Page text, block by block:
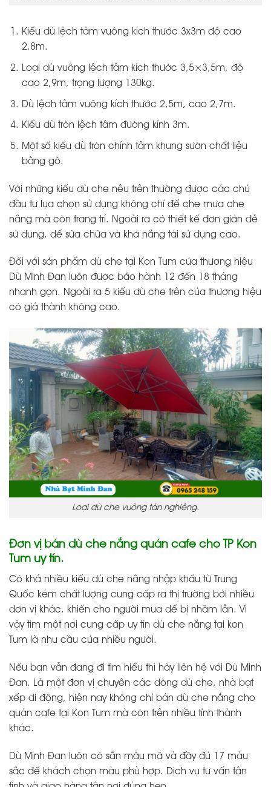
Kiểu dù lệch tâm vuông kích thước 3x3m độ cao
2,8m.
Loại dù vuông lệch tâm kích thước 3,5×3,5m, độ
cao 2,9m, trọng lượng 130kg.
Dù lệch tâm vuông kích thước 2,5m, cao 2,7m.
Kiểu dù tròn lệch tâm đường kính 3m.
Một số kiểu dù tròn chính tâm khung sườn chất liệu
bằng gỗ.
Với những kiểu dù che nêu trên thường được các chủ
đầu tư lụa chọn sử dụng không chỉ để che mưa che
nắng mà còn trang trí. Ngoài ra có thiết kế đơn giản dễ
sử dụng, dể sữa chữa và khả nắng tái sử dụng cao.
Đối với sản phẩm dù che tại Kon Tum của thương hiệu
Dù Minh Đan luôn được bảo hành 12 đến 18 tháng
nhanh gọn. Ngoài ra 5 kiểu dù che trên của thương hiệu
có giá thành không cao.
Loại dù che vuông tán nghiêng.
Đơn vị bán dù che nắng quán cafe cho TP Kon
Tum uy tín.
Có khá nhiều kiểu dù che nắng nhập khẩu từ Trung
Quốc kém chất lượng cung cấp ra thị trường bởi nhiều
dơn vị khác, khiến cho người mua dể bị nhầm lẫn. Vì
vậy tìm một nơi cung cấp uy tín dù che nắng tại kon
Tum là nhu cầu của nhiều người.
Nếu bạn vẫn đang đi tìm hiểu thì hãy liên hệ với Dù Minh
Đan. Là một đơn vị chuyên các dòng dù che, nhà bạt
xếp di động, hiện nay không chỉ bán dù che nắng cho
quán cafe tại Kon Tum mà còn trên nhiều tỉnh thành
khác.
Dù Minh Đan luôn có sẵn mẫu mã và đầy đủ 17 màu
sắc để khách chọn màu phù hợp. Dịch vụ tư vấn tận